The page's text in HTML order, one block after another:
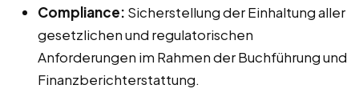
Compliance: Sicherstellung der Einhaltung aller
gesetzlichen und regulatorischen
Anforderungen im Rahmen der Buchführung und
Finanzberichterstattung.